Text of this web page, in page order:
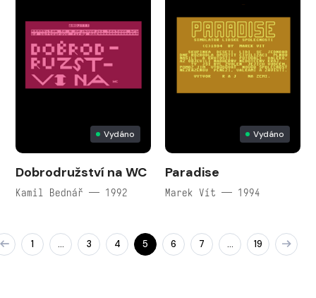
Vydáno
Dobrodružství na WC
Kamil Bednář — 1992
Vydáno
Paradise
Marek Vít — 1994
1 … 3 4 5 6 7 … 19